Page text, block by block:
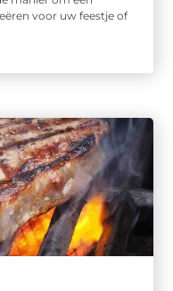
voor uw feestje of